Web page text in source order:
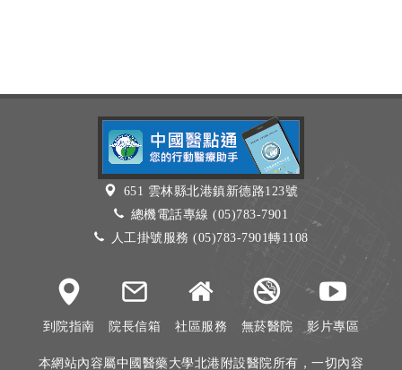
651 雲林縣北港鎮新德路123號
總機電話專線 (05)783-7901
人工掛號服務 (05)783-7901轉1108
到院指南 院長信箱 社區服務 無菸醫院 影片專區
本網站內容屬中國醫藥大學北港附設醫院所有，一切內容